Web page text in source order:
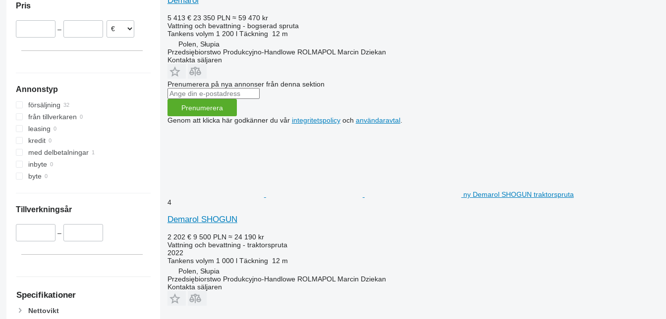
Pris
–
Annonstyp
försäljning
från tillverkaren
leasing
kredit
med delbetalningar
inbyte
byte
Tillverkningsår
–
Specifikationer
Nettovikt
5 413 € 23 350 PLN ≈ 59 470 kr
Vattning och bevattning - bogserad spruta
Tankens volym 1 200 l Täckning
12 m
Polen, Słupia
Przedsiębiorstwo Produkcyjno-Handlowe ROLMAPOL Marcin Dziekan
Kontakta säljaren
Prenumerera på nya annonser från denna sektion
Prenumerera
Genom att klicka här godkänner du vår integritetspolicyoch användaravtal.
ny Demarol SHOGUN traktorspruta
4
Demarol SHOGUN
2 202 € 9 500 PLN ≈ 24 190 kr
Vattning och bevattning - traktorspruta
2022
Tankens volym 1 000 l Täckning
12 m
Polen, Słupia
Przedsiębiorstwo Produkcyjno-Handlowe ROLMAPOL Marcin Dziekan
Kontakta säljaren